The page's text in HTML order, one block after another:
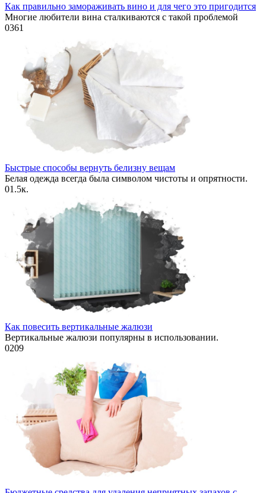
Как правильно замораживать вино и для чего это пригодится
Многие любители вина сталкиваются с такой проблемой
0361
Быстрые способы вернуть белизну вещам
Белая одежда всегда была символом чистоты и опрятности.
01.5к.
Как повесить вертикальные жалюзи
Вертикальные жалюзи популярны в использовании.
0209